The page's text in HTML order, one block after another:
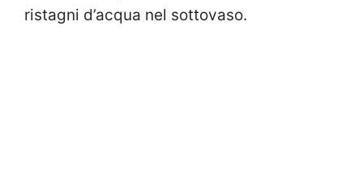
ristagni d’acqua nel sottovaso.